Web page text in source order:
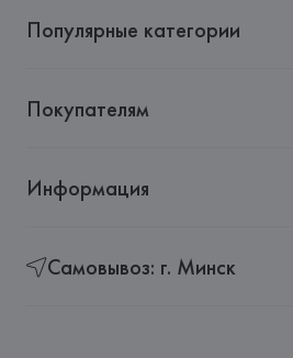
Популярные категории
Покупателям
Информация
Самовывоз: г. Минск